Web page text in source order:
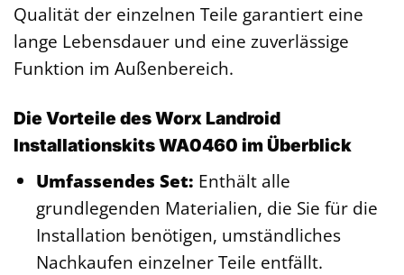
Qualität der einzelnen Teile garantiert eine
lange Lebensdauer und eine zuverlässige
Funktion im Außenbereich.
Die Vorteile des Worx Landroid
Installationskits WA0460 im Überblick
Umfassendes Set: Enthält alle
grundlegenden Materialien, die Sie für die
Installation benötigen, umständliches
Nachkaufen einzelner Teile entfällt.